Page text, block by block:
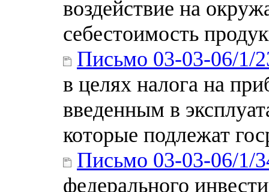
воздействие на
себестоимость
Письмо 03-03-06/1/
в целях налога на
введенным в
которые подлежат
Письмо 03-03-06/1/
федерального